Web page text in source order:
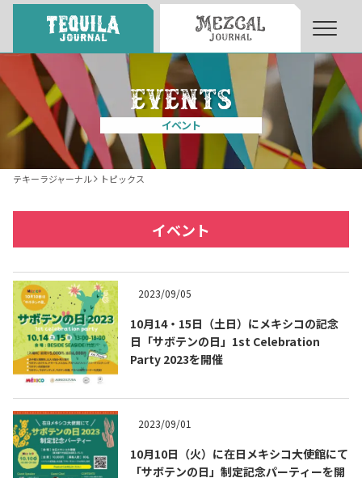
About About Tequila Journal
テキーラとは What’s Tequila
テキーラマーケット
テキーラの飲み方 How to Drink Tequila
メキシコ料理 Cuisines of Mexico
イベント
テキーラジャーナル トピックス
イベント
2023/09/05
10月14・15日（土日）にメキシコの記念
日「サボテンの日」1st Celebration
Party 2023を開催
2023/09/01
10月10日（火）に在日メキシコ大使館にて
「サボテンの日」制定記念パーティーを開